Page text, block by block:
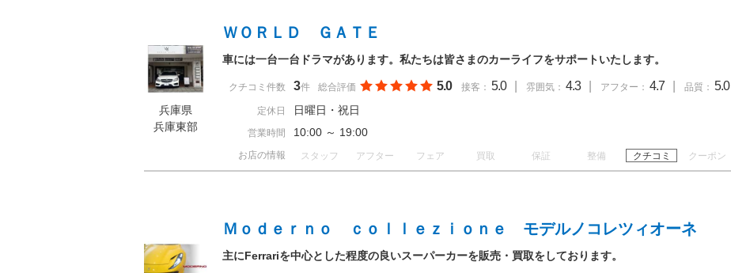
兵庫県
兵庫東部
ＷＯＲＬＤ ＧＡＴＥ
車には一台一台ドラマがあります。私たちは皆さまのカーライフをサポートいたします。
クチコミ件数 3件 総合評価 5.0 接客： 5.0 雰囲気： 4.3 アフター： 4.7 品質： 5.0
定休日 日曜日・祝日
営業時間 10:00 ～ 19:00
お店の情報 スタッフ アフター フェア 買取 保証 整備 クチコミ クーポン
Ｍｏｄｅｒｎｏ ｃｏｌｌｅｚｉｏｎｅ モデルノコレツィオーネ
主にFerrariを中心とした程度の良いスーパーカーを販売・買取をしております。